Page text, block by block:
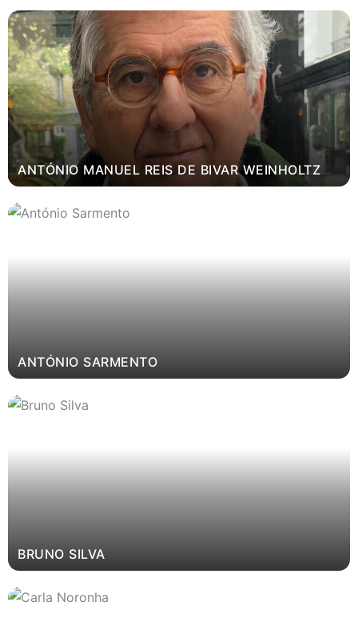
ANTÓNIO MANUEL REIS DE BIVAR WEINHOLTZ
ANTÓNIO SARMENTO
BRUNO SILVA